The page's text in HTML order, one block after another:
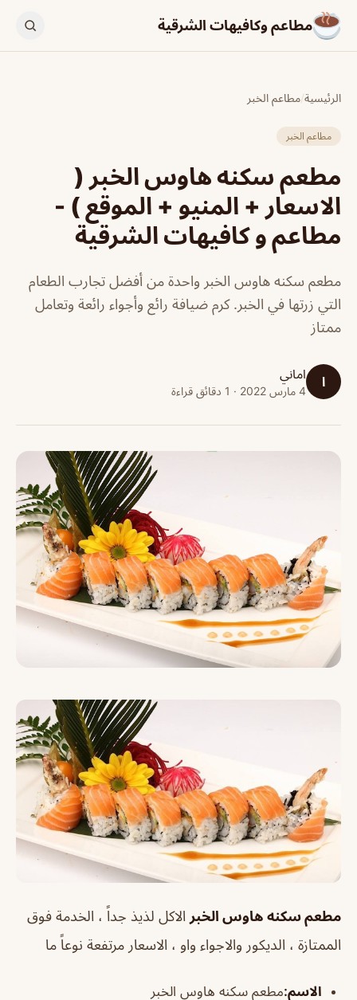
مطاعم وكافيهات الشرقية
الرئيسية/مطاعم الخبر
مطاعم الخبر
مطعم سكنه هاوس الخبر (
الاسعار + المنيو + الموقع ) -
مطاعم و كافيهات الشرقية
مطعم سكنه هاوس الخبر واحدة من أفضل تجارب الطعام
التي زرتها في الخبر. كرم ضيافة رائع وأجواء رائعة وتعامل
ممتاز
ا اماني
4 مارس 2022 · 1 دقائق قراءة
مطعم سكنه هاوس الخبر الاكل لذيذ جداً ، الخدمة فوق
الممتازة ، الديكور والاجواء واو ، الاسعار مرتفعة نوعاً ما
الاسم:مطعم سكنه هاوس الخبر